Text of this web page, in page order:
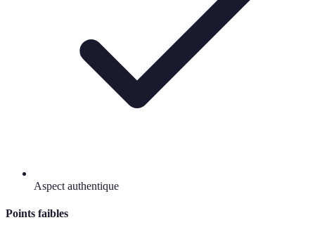
Aspect authentique
Points faibles